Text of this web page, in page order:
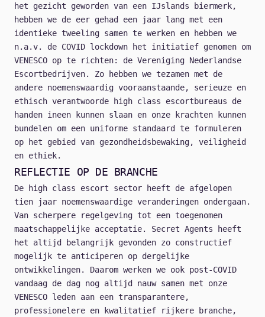
het gezicht geworden van een IJslands biermerk,
hebben we de eer gehad een jaar lang met een
identieke tweeling samen te werken en hebben we
n.a.v. de COVID lockdown het initiatief genomen om
VENESCO op te richten: de Vereniging Nederlandse
Escortbedrijven. Zo hebben we tezamen met de
andere noemenswaardig vooraanstaande, serieuze en
ethisch verantwoorde high class escortbureaus de
handen ineen kunnen slaan en onze krachten kunnen
bundelen om een uniforme standaard te formuleren
op het gebied van gezondheidsbewaking, veiligheid
en ethiek.
REFLECTIE OP DE BRANCHE
De high class escort sector heeft de afgelopen
tien jaar noemenswaardige veranderingen ondergaan.
Van scherpere regelgeving tot een toegenomen
maatschappelijke acceptatie. Secret Agents heeft
het altijd belangrijk gevonden zo constructief
mogelijk te anticiperen op dergelijke
ontwikkelingen. Daarom werken we ook post-COVID
vandaag de dag nog altijd nauw samen met onze
VENESCO leden aan een transparantere,
professionelere en kwalitatief rijkere branche,